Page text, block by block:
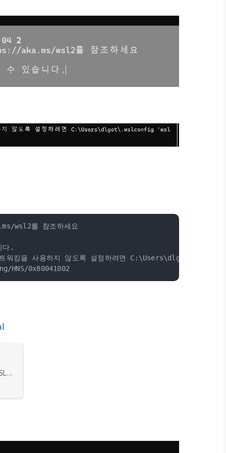
wsl2를 참조하세요
다.
워킹을 사용하지 않도록 설정하려면
HNS/0x80041002
을